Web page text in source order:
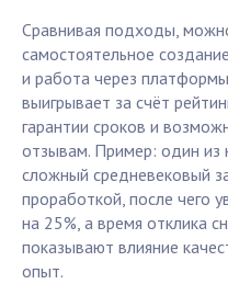
Сравнивая подходы,
самостоятельное
и работа через
выигрывает за счёт
гарантии сроков и
отзывам. Пример: один из
сложный средневековый
проработкой, после чего
на 25%, а время отклика
показывают влияние
опыт.